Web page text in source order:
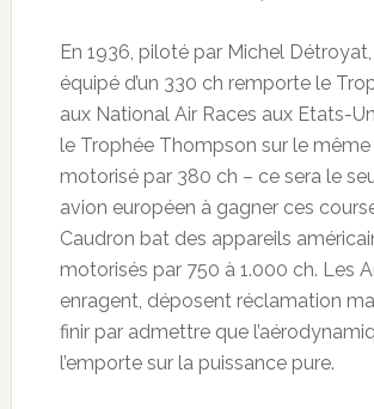
En 1936, piloté par Michel
équipé d’un 330 ch remporte le
aux National Air Races aux Etats-
le Trophée Thompson sur le
motorisé par 380 ch – ce sera le
avion européen à gagner ces
Caudron bat des appareils
motorisés par 750 à 1.000 ch. Les
enragent, déposent réclamation
finir par admettre que
l’emporte sur la puissance pure.